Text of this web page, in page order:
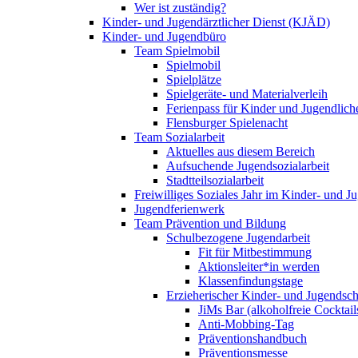
Wer ist zuständig?
Kinder- und Jugendärztlicher Dienst (KJÄD)
Kinder- und Jugendbüro
Team Spielmobil
Spielmobil
Spielplätze
Spielgeräte- und Materialverleih
Ferienpass für Kinder und
Flensburger Spielenacht
Team Sozialarbeit
Aktuelles aus diesem Bereich
Aufsuchende Jugendsozialarbeit
Stadtteilsozialarbeit
Freiwilliges Soziales Jahr im Kinder- und
Jugendferienwerk
Team Prävention und Bildung
Schulbezogene Jugendarbeit
Fit für Mitbestimmung
Aktionsleiter*in werden
Klassenfindungstage
Erzieherischer Kinder- und
JiMs Bar (alkoholfreie
Anti-Mobbing-Tag
Präventionshandbuch
Präventionsmesse